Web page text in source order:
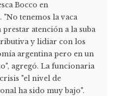
Bocco en
"No tenemos la vaca
prestar atención a la suba
y lidiar con los
argentina pero en un
agregó. La funcionaria
"el nivel de
ha sido muy bajo".